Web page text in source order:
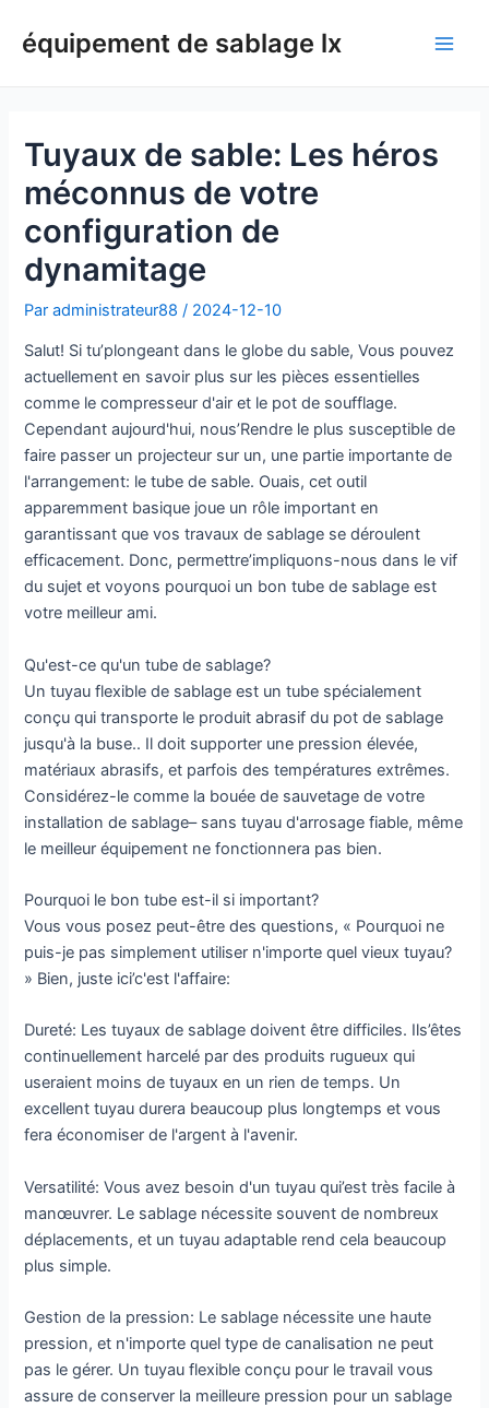
contenu
équipement de sablage lx
Tuyaux de sable: Les héros
méconnus de votre
configuration de
dynamitage
Paradministrateur88/ 2024-12-10
Salut! Si tu’plongeant dans le globe du sable, Vous pouvez
actuellement en savoir plus sur les pièces essentielles
comme le compresseur d'air et le pot de soufflage.
Cependant aujourd'hui, nous’Rendre le plus susceptible de
faire passer un projecteur sur un, une partie importante de
l'arrangement: le tube de sable. Ouais, cet outil
apparemment basique joue un rôle important en
garantissant que vos travaux de sablage se déroulent
efficacement. Donc, permettre’impliquons-nous dans le vif
du sujet et voyons pourquoi un bon tube de sablage est
votre meilleur ami.
Qu'est-ce qu'un tube de sablage?
Un tuyau flexible de sablage est un tube spécialement
conçu qui transporte le produit abrasif du pot de sablage
jusqu'à la buse.. Il doit supporter une pression élevée,
matériaux abrasifs, et parfois des températures extrêmes.
Considérez-le comme la bouée de sauvetage de votre
installation de sablage– sans tuyau d'arrosage fiable, même
le meilleur équipement ne fonctionnera pas bien.
Pourquoi le bon tube est-il si important?
Vous vous posez peut-être des questions, « Pourquoi ne
puis-je pas simplement utiliser n'importe quel vieux tuyau?
» Bien, juste ici’c'est l'affaire:
Dureté: Les tuyaux de sablage doivent être difficiles. Ils’êtes
continuellement harcelé par des produits rugueux qui
useraient moins de tuyaux en un rien de temps. Un
excellent tuyau durera beaucoup plus longtemps et vous
fera économiser de l'argent à l'avenir.
Versatilité: Vous avez besoin d'un tuyau qui’est très facile à
manœuvrer. Le sablage nécessite souvent de nombreux
déplacements, et un tuyau adaptable rend cela beaucoup
plus simple.
Gestion de la pression: Le sablage nécessite une haute
pression, et n'importe quel type de canalisation ne peut
pas le gérer. Un tuyau flexible conçu pour le travail vous
assure de conserver la meilleure pression pour un sablage